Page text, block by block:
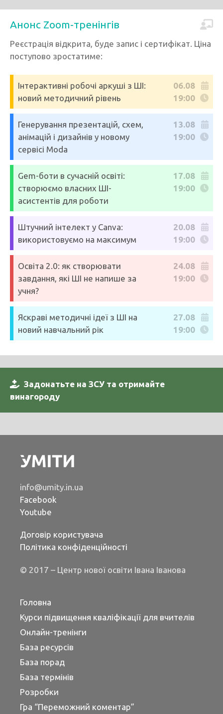
Анонс Zoom-тренінгів
Реєстрація відкрита, буде запис і сертифікат. Ціна
поступово зростатиме:
Інтерактивні робочі аркуші з ШІ:
новий методичний рівень
06.08
19:00
Генерування презентацій, схем,
анімацій і дизайнів у новому
сервісі Moda
13.08
19:00
Gem-боти в сучасній освіті:
створюємо власних ШІ-
асистентів для роботи
17.08
19:00
Штучний інтелект у Canva:
використовуємо на максимум
20.08
19:00
Освіта 2.0: як створювати
завдання, які ШІ не напише за
учня?
24.08
19:00
Яскраві методичні ідеї з ШІ на
новий навчальний рік
27.08
19:00
Задонатьте на ЗСУ та отримайте
винагороду
info@umity.in.ua
Facebook
Youtube
Договір користувача
Політика конфіденційності
© 2017 – Центр нової освіти Івана Іванова
Головна
Курси підвищення кваліфікації для вчителів
Онлайн-тренінги
База ресурсів
База порад
База термінів
Розробки
Гра “Переможний коментар”